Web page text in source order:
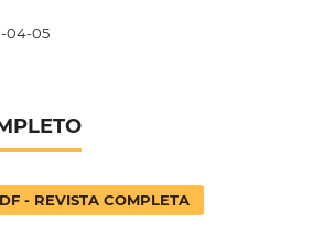
04-05
- REVISTA COMPLETA